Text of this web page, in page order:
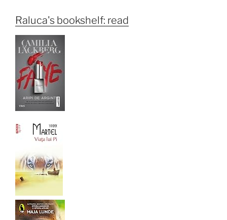
Raluca's bookshelf: read